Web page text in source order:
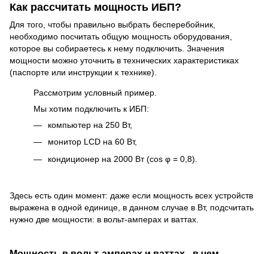
Как рассчитать мощность ИБП?
Для того, чтобы правильно выбрать бесперебойник,
необходимо посчитать общую мощность оборудования,
которое вы собираетесь к нему подключить. Значения
мощности можно уточнить в технических характеристиках
(паспорте или инструкции к технике).
Рассмотрим условный пример.
Мы хотим подключить к ИБП:
компьютер на 250 Вт,
монитор LCD на 60 Вт,
кондиционер на 2000 Вт (cos φ = 0,8).
Здесь есть один момент: даже если мощность всех устройств
выражена в одной единице, в данном случае в Вт, подсчитать
нужно две мощности: в вольт-амперах и ваттах.